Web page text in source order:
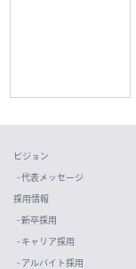
ビジョン
- 代表メッセージ
採用情報
- 新卒採用
- キャリア採用
- アルバイト採用